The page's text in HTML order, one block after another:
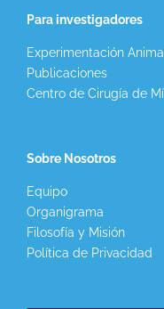
Para investigadores
Experimentación Animal
Publicaciones
Centro de Cirugía de
Sobre Nosotros
Equipo
Organigrama
Filosofía y Misión
Política de Privacidad